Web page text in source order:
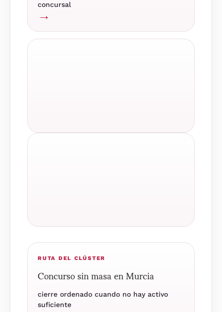
concursal
→
RUTA DEL CLÚSTER
Concurso sin masa en Murcia
cierre ordenado cuando no hay activo
suficiente